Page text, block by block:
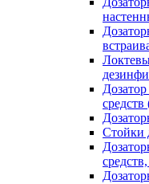
средств
Стойки